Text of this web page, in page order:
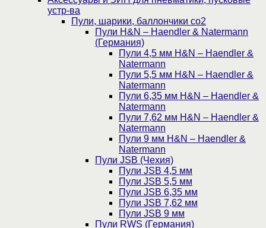
устр-ва
Пули, шарики, баллончики со2
Пули H&N – Haendler & Natermann
(Германия)
Пули 4,5 мм H&N – Haendler &
Natermann
Пули 5,5 мм H&N – Haendler &
Natermann
Пули 6,35 мм H&N – Haendler &
Natermann
Пули 7,62 мм H&N – Haendler &
Natermann
Пули 9 мм H&N – Haendler &
Natermann
Пули JSB (Чехия)
Пули JSB 4,5 мм
Пули JSB 5,5 мм
Пули JSB 6,35 мм
Пули JSB 7,62 мм
Пули JSB 9 мм
Пули RWS (Германия)